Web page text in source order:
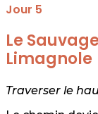
Jour 5
Le
Limagnole
Traverser le